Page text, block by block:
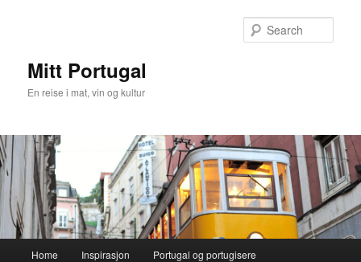
Mitt Portugal
En reise i mat, vin og kultur
Home Inspirasjon Portugal og portugisere